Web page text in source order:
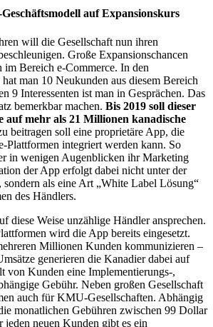
auf Expansionskurs
will die Gesellschaft nun ihren
Große Expansionschancen
im Bereich e-Commerce. In den
man 10 Neukunden aus diesem Bereich
9 Interessenten ist man in Gesprächen. Das
bemerkbar machen. Bis 2019 soll dieser
auf mehr als 21 Millionen kanadische
beitragen soll eine proprietäre App, die
Plattformen integriert werden kann. So
in wenigen Augenblicken ihr Marketing
der App erfolgt dabei nicht unter der
als eine Art „White Label Lösung“
des Händlers.
diese Weise unzählige Händler ansprechen.
wird die App bereits eingesetzt.
Millionen Kunden kommunizieren –
generieren die Kanadier dabei auf
von Kunden eine Implementierungs-,
Gebühr. Neben großen Gesellschaft
auch für KMU-Gesellschaften. Abhängig
monatlichen Gebühren zwischen 99 Dollar
neuen Kunden gibt es ein